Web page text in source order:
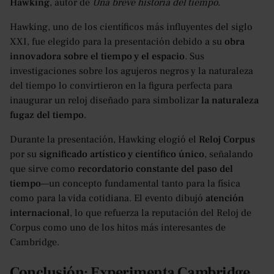
Hawking, autor de Una breve historia del tiempo.
Hawking, uno de los científicos más influyentes del siglo
XXI, fue elegido para la presentación debido a su obra
innovadora sobre el tiempo y el espacio. Sus
investigaciones sobre los agujeros negros y la naturaleza
del tiempo lo convirtieron en la figura perfecta para
inaugurar un reloj diseñado para simbolizar la naturaleza
fugaz del tiempo.
Durante la presentación, Hawking elogió el Reloj Corpus
por su significado artístico y científico único, señalando
que sirve como recordatorio constante del paso del
tiempo—un concepto fundamental tanto para la física
como para la vida cotidiana. El evento dibujó atención
internacional, lo que refuerza la reputación del Reloj de
Corpus como uno de los hitos más interesantes de
Cambridge.